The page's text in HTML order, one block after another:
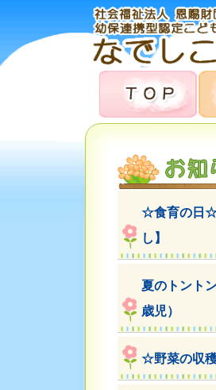
☆食育の日☆
し】
夏のトント
歳児）
☆野菜の収